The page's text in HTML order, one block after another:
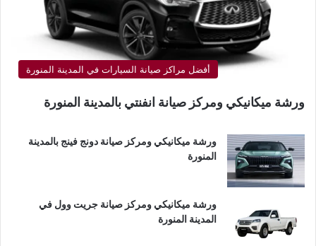
أفضل مراكز صيانة السيارات في المدينة المنورة
ورشة ميكانيكي ومركز صيانة انفنتي بالمدينة المنورة
ورشة ميكانيكي ومركز صيانة دونج فينج بالمدينة
المنورة
ورشة ميكانيكي ومركز صيانة جريت وول في
المدينة المنورة